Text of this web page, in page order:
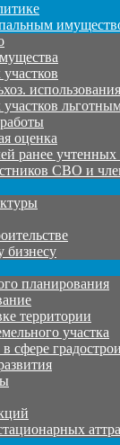
использования
оценка
ранее
СВО и
бизнесу
планирования
территории
участка